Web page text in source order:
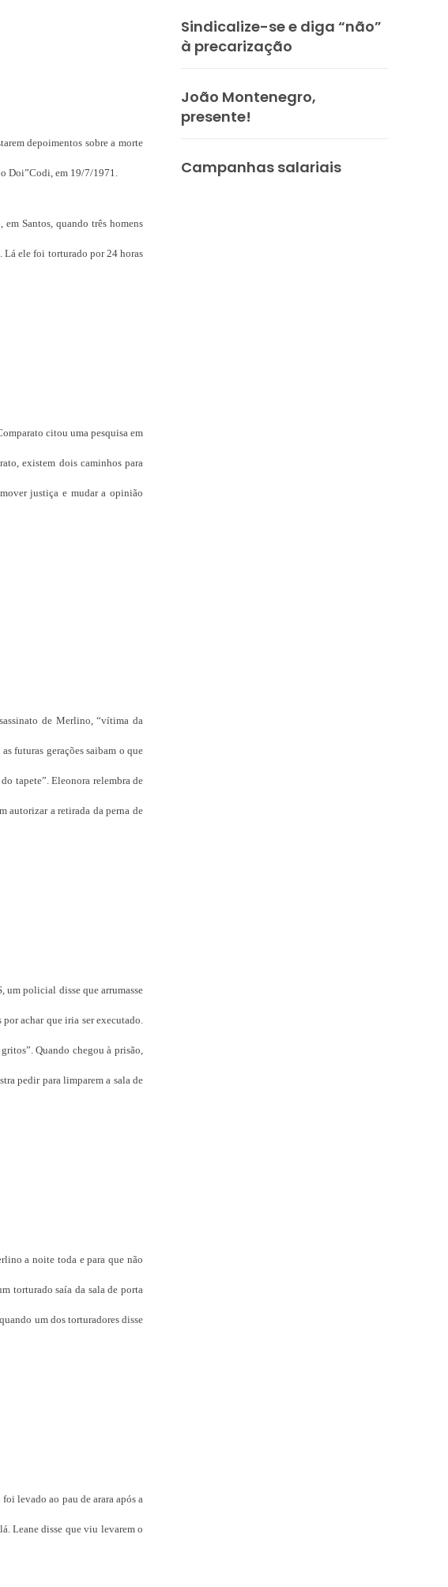
depoimentos sobre a morte
Doi”Codi, em 19/7/1971.
Santos, quando três homens
Lá ele foi torturado por 24 horas
citou uma pesquisa em
existem dois caminhos para
justiça e mudar a opinião
de Merlino, “vítima da
futuras gerações saibam o que
tapete”. Eleonora relembra de
autorizar a retirada da perna de
um policial disse que arrumasse
achar que iria ser executado.
Quando chegou à prisão,
pedir para limparem a sala de
a noite toda e para que não
torturado saía da sala de porta
um dos torturadores disse
levado ao pau de arara após a
Leane disse que viu levarem o
Sindicalize-se e diga “não”
à precarização
João Montenegro,
presente!
Campanhas salariais